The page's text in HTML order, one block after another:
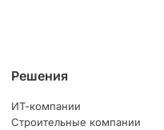
Решения
ИТ-компании
Строительные компании